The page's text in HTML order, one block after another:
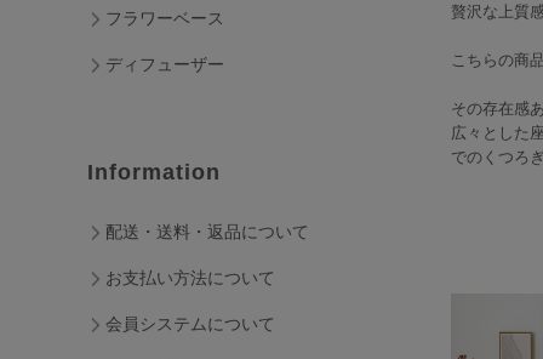
贅沢な上質
こちらの商
その存在感
広々とした
でのくつろ
フラワーベース
ディフューザー
Information
配送・送料・返品について
お支払い方法について
会員システムについて